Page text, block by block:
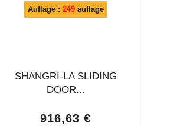
Auflage : 249auflage
SHANGRI-LA SLIDING
DOOR...
916,63 €